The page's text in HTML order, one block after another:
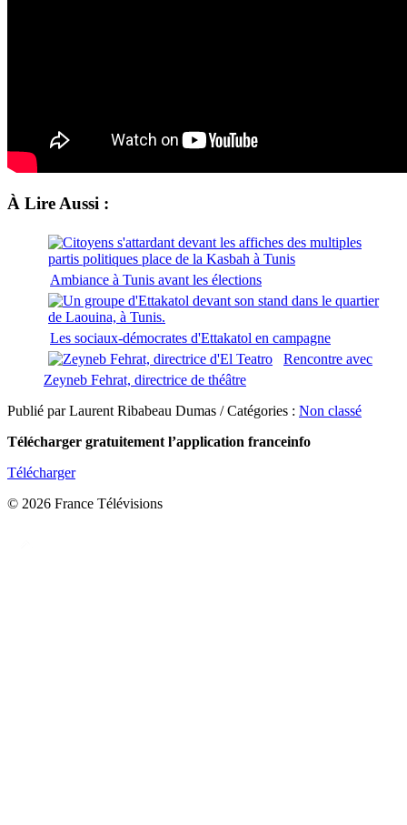
À Lire Aussi :
Ambiance à Tunis avant les élections
Les sociaux-démocrates d'Ettakatol en campagne
Rencontre avec
Zeyneb Fehrat, directrice de théâtre
Publié par Laurent Ribabeau Dumas / Catégories : Non classé
Télécharger gratuitement l’application franceinfo
Télécharger
© 2026 France Télévisions